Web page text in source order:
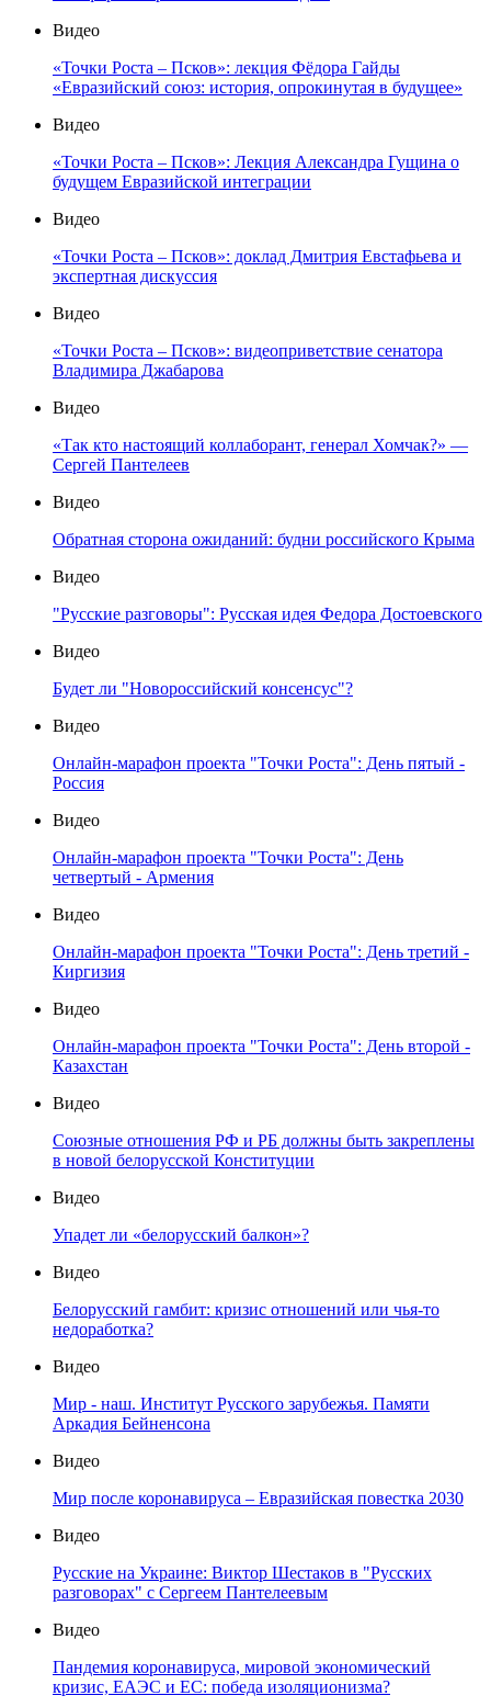
Видео
«Точки Роста – Псков»: лекция Фёдора Гайды
«Евразийский союз: история, опрокинутая в будущее»
Видео
«Точки Роста – Псков»: Лекция Александра Гущина о
будущем Евразийской интеграции
Видео
«Точки Роста – Псков»: доклад Дмитрия Евстафьева и
экспертная дискуссия
Видео
«Точки Роста – Псков»: видеоприветствие сенатора
Владимира Джабарова
Видео
«Так кто настоящий коллаборант, генерал Хомчак?» —
Сергей Пантелеев
Видео
Обратная сторона ожиданий: будни российского Крыма
Видео
"Русские разговоры": Русская идея Федора Достоевского
Видео
Будет ли "Новороссийский консенсус"?
Видео
Онлайн-марафон проекта "Точки Роста": День пятый -
Россия
Видео
Онлайн-марафон проекта "Точки Роста": День
четвертый - Армения
Видео
Онлайн-марафон проекта "Точки Роста": День третий -
Киргизия
Видео
Онлайн-марафон проекта "Точки Роста": День второй -
Казахстан
Видео
Союзные отношения РФ и РБ должны быть закреплены
в новой белорусской Конституции
Видео
Упадет ли «белорусский балкон»?
Видео
Белорусский гамбит: кризис отношений или чья-то
недоработка?
Видео
Мир - наш. Институт Русского зарубежья. Памяти
Аркадия Бейненсона
Видео
Мир после коронавируса – Евразийская повестка 2030
Видео
Русские на Украине: Виктор Шестаков в "Русских
разговорах" с Сергеем Пантелеевым
Видео
Пандемия коронавируса, мировой экономический
кризис, ЕАЭС и ЕС: победа изоляционизма?